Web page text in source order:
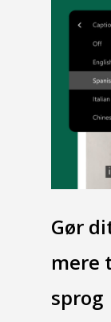
Gør
mere
sprog